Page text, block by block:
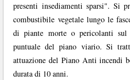
presenti insediamenti sparsi". Si
combustibile vegetale lungo le
di piante morte o pericolanti
puntuale del piano viario. Si
attuazione del Piano Anti incendi
durata di 10 anni.